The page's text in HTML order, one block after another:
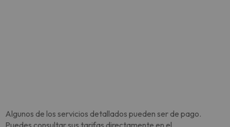
Algunos de los servicios detallados pueden ser de pago.